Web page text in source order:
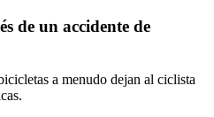
de un accidente de
a menudo dejan al ciclista